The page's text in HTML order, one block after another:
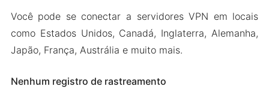
Você pode se conectar a servidores VPN em locais
como Estados Unidos, Canadá, Inglaterra, Alemanha,
Japão, França, Austrália e muito mais.
Nenhum registro de rastreamento